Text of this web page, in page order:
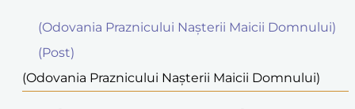
(Odovania Praznicului Naşterii Maicii Domnului)
(Post)
(Odovania Praznicului Naşterii Maicii Domnului)